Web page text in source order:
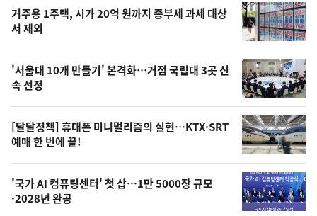
최
신,
오
늘
의
영
상
오
기
뉴
스
거주용 1주택, 시가 20억 원까지 종부세 과세 대상
서 제외
'서울대 10개 만들기' 본격화…거점 국립대 3곳 신
속 선정
[달달정책] 휴대폰 미니멀리즘의 실현…KTX·SRT
예매 한 번에 끝!
'국가 AI 컴퓨팅센터' 첫 삽…1만 5000장 규모
·2028년 완공